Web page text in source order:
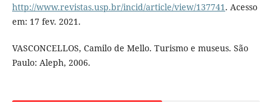
http://www.revistas.usp.br/incid/article/view/137741. Acesso
em: 17 fev. 2021.
VASCONCELLOS, Camilo de Mello. Turismo e museus. São
Paulo: Aleph, 2006.